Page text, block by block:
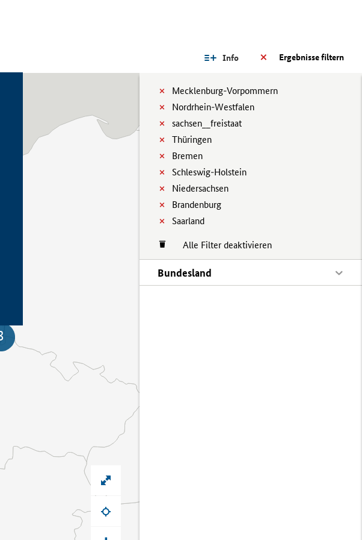
Ergebnisse filtern
Info
Mecklenburg-Vorpommern
Nordrhein-Westfalen
sachsen__freistaat
Thüringen
Bremen
Schleswig-Holstein
Niedersachsen
Brandenburg
Saarland
Alle Filter deaktivieren
Bundesland